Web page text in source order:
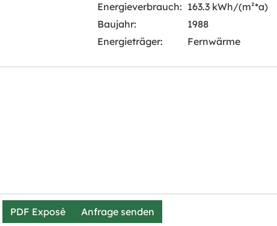
Energieverbrauch: 163.3 kWh/(m²*a)
Baujahr:
1988
Energieträger: Fernwärme
PDF Exposé Anfrage senden